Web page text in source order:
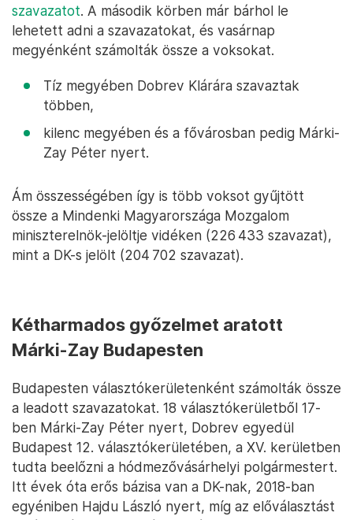
szavazatot. A második körben már bárhol le
lehetett adni a szavazatokat, és vasárnap
megyénként számolták össze a voksokat.
Tíz megyében Dobrev Klárára szavaztak
többen,
kilenc megyében és a fővárosban pedig Márki-
Zay Péter nyert.
Ám összességében így is több voksot gyűjtött
össze a Mindenki Magyarországa Mozgalom
miniszterelnök-jelöltje vidéken (226 433 szavazat),
mint a DK-s jelölt (204 702 szavazat).
Kétharmados győzelmet aratott
Márki-Zay Budapesten
Budapesten választókerületenként számolták össze
a leadott szavazatokat. 18 választókerületből 17-
ben Márki-Zay Péter nyert, Dobrev egyedül
Budapest 12. választókerületében, a XV. kerületben
tudta beelőzni a hódmezővásárhelyi polgármestert.
Itt évek óta erős bázisa van a DK-nak, 2018-ban
egyéniben Hajdu László nyert, míg az előválasztást